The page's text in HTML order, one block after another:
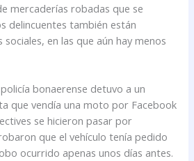
mercaderías robadas que se
delincuentes también están
en las que aún hay menos
bonaerense detuvo a un
que vendía una moto por Facebook
se hicieron pasar por
que el vehículo tenía pedido
ocurrido apenas unos días antes.